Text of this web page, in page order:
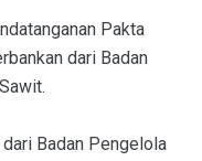
Pakta
dari Badan
Badan Pengelola